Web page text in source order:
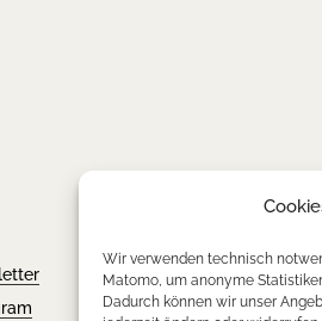
Wir verwenden technisch
Matomo, um anonyme
Dadurch können wir unser